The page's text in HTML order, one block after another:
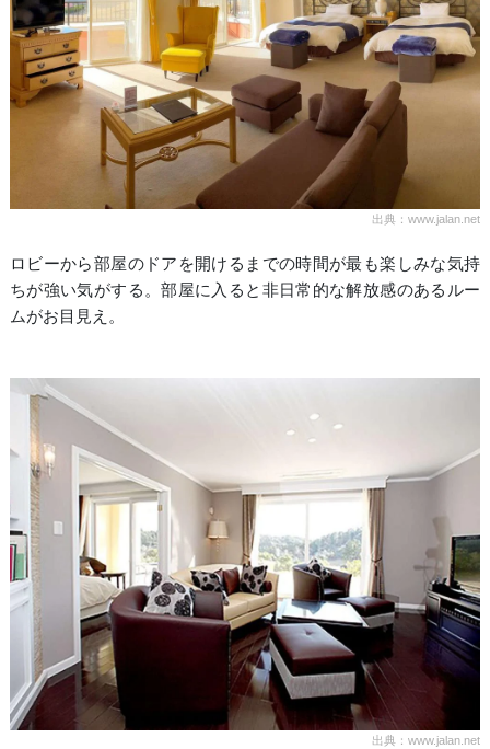
出典：www.jalan.net
ロビーから部屋のドアを開けるまでの時間が最も楽しみな気持
ちが強い気がする。部屋に入ると非日常的な解放感のあるルー
ムがお目見え。
出典：www.jalan.net